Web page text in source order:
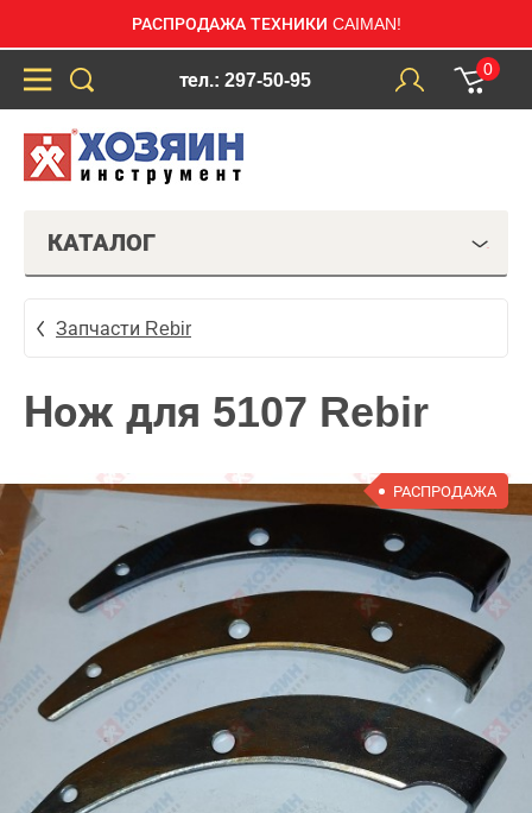
РАСПРОДАЖА ТЕХНИКИ CAIMAN!
тел.: 297-50-95
0
КАТАЛОГ
Запчасти Rebir
Нож для 5107 Rebir
РАСПРОДАЖА